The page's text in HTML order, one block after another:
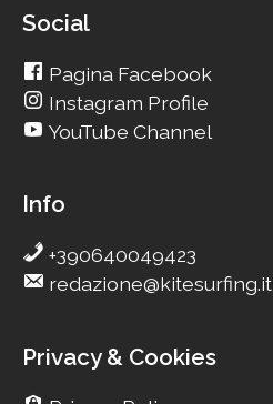
Social
Pagina Facebook
Instagram Profile
YouTube Channel
Info
+390640049423
redazione@kitesurfing.it
Privacy & Cookies